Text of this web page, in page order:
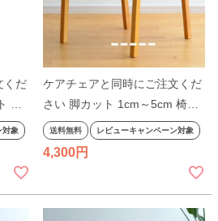
くだ
フ
チ
節
対象
ケアチェアと同時にご注文くだ
さい 脚カット 1cm～5cm 椅子
加工 介護チェア 立ち上がり補
助 高さ調節 高さ調整
送料無料 レビューキャンペーン対象
4,300